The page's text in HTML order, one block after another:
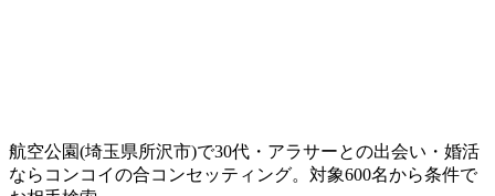
航空公園(埼玉県所沢市)で30代・アラサーとの出会い・婚活
ならコンコイの合コンセッティング。対象600名から条件で